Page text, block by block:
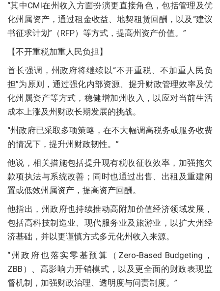
“其中CMI在州收入方面扮演更直接角色，包括管理及优
化州属资产，通过租金收益、地契租赁回酬，以及“建议
书征求计划”（RFP）等方式，提高州资产价值。”
【不开重税加重人民负担】
首长强调，州政府将继续以“不开重税、不加重人民负
担”为原则，通过强化内部资源、提升财政管理效率及优
化州属资产等方式，稳健增加州收入，以应对当前生活
成本上涨及州财政长期发展的挑战。
“州政府已采取多项策略，在不大幅调高税务或服务收费
的情况下，提升州财政韧性。”
他说，相关措施包括提升现有税收征收效率，加强拖欠
款项执法与系统改善；同时也通过出售、出租及重建闲
置或低效州属资产，提高资产回酬。
他指出，州政府也持续推动高附加价值经济领域发展，
包括高科技制造业、现代服务业及旅游业，以扩大州经
济基础，并以更谨慎方式多元化州收入来源。
“州政府也落实零基预算（Zero-Based Budgeting，
ZBB）、高影响力开销模式，以及更全面的财政表现监
督机制，加强财政治理、透明度与问责制度。”